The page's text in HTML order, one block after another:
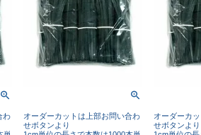
わ
オーダーカットは上部お問い合わ
せボタンより
オーダーカ
せボタンより